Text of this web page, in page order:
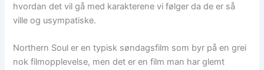
hvordan det vil gå med karakterene vi følger da de er så
ville og usympatiske.
Northern Soul er en typisk søndagsfilm som byr på en grei
nok filmopplevelse, men det er en film man har glemt